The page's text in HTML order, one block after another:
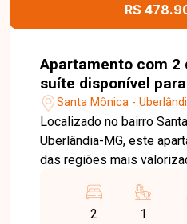
R$
Apartamento com 2
suíte disponível para venda no bairro
Santa Mônica em
Santa Mônica -
Localizado no bairro
Uberlândia-MG, este
das regiões mais
principais avenidas.
supermercados, escolas,
2 1